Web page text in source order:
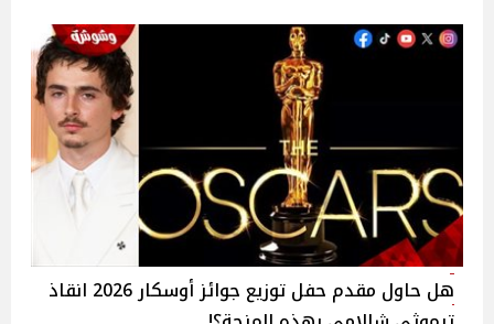
هل حاول مقدم حفل توزيع جوائز أوسكار 2026 انقاذ